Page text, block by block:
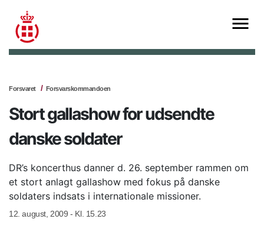
Forsvaret Forsvarskommandoen
Stort gallashow for udsendte
danske soldater
DR’s koncerthus danner d. 26. september rammen om
et stort anlagt gallashow med fokus på danske
soldaters indsats i internationale missioner.
12. august, 2009 - Kl. 15.23